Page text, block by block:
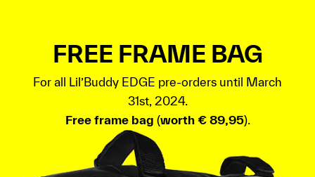
FREE FRAME BAG
For all Lil’Buddy EDGE pre-orders until March
31st, 2024.
Free frame bag (worth € 89,95).